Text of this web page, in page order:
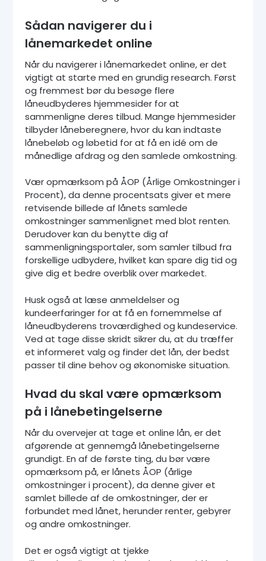
Sådan navigerer du i
lånemarkedet online
Når du navigerer i lånemarkedet online, er det
vigtigt at starte med en grundig research. Først
og fremmest bør du besøge flere
låneudbyderes hjemmesider for at
sammenligne deres tilbud. Mange hjemmesider
tilbyder låneberegnere, hvor du kan indtaste
lånebeløb og løbetid for at få en idé om de
månedlige afdrag og den samlede omkostning.
Vær opmærksom på ÅOP (Årlige Omkostninger i
Procent), da denne procentsats giver et mere
retvisende billede af lånets samlede
omkostninger sammenlignet med blot renten.
Derudover kan du benytte dig af
sammenligningsportaler, som samler tilbud fra
forskellige udbydere, hvilket kan spare dig tid og
give dig et bedre overblik over markedet.
Husk også at læse anmeldelser og
kundeerfaringer for at få en fornemmelse af
låneudbyderens troværdighed og kundeservice.
Ved at tage disse skridt sikrer du, at du træffer
et informeret valg og finder det lån, der bedst
passer til dine behov og økonomiske situation.
Hvad du skal være opmærksom
på i lånebetingelserne
Når du overvejer at tage et online lån, er det
afgørende at gennemgå lånebetingelserne
grundigt. En af de første ting, du bør være
opmærksom på, er lånets ÅOP (årlige
omkostninger i procent), da denne giver et
samlet billede af de omkostninger, der er
forbundet med lånet, herunder renter, gebyrer
og andre omkostninger.
Det er også vigtigt at tjekke